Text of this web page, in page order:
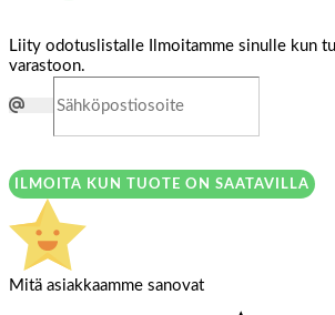
Liity odotuslistalle
Ilmoitamme sinulle kun
varastoon.
ILMOITA KUN TUOTE ON SAATAVILLA
Mitä asiakkaamme sanovat